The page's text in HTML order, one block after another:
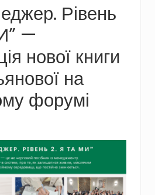
Рівень
—
нової книги
на
форумі